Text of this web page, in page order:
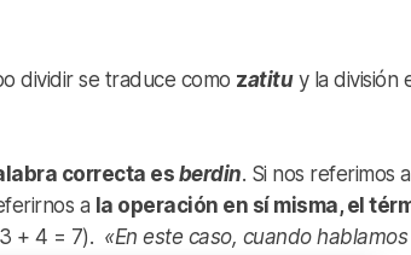
dividir se traduce como zatituy la división
correcta es berdin. Si nos referimos
a la operación en sí misma, el
+ 4 = 7). «En este caso, cuando